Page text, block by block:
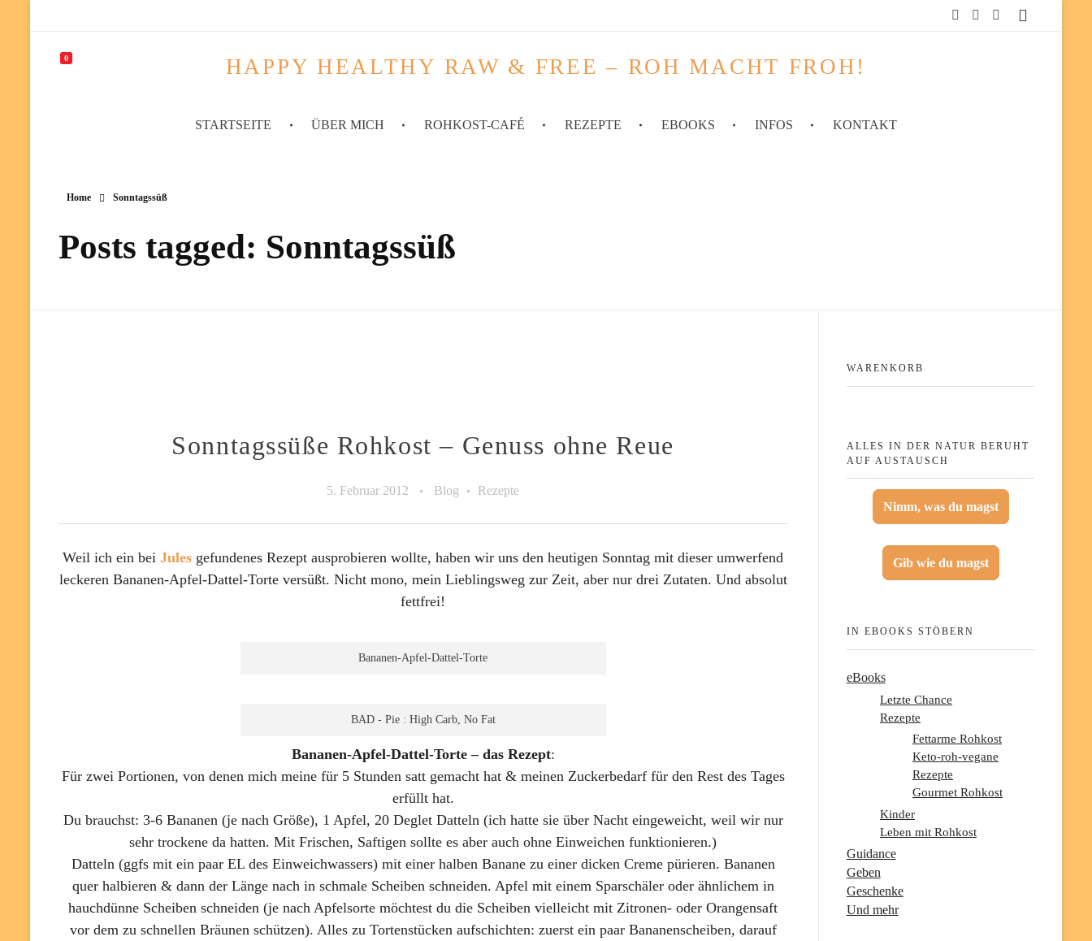
HAPPY HEALTHY RAW & FREE – ROH MACHT FROH!
0
STARTSEITE ÜBER MICH ROHKOST-CAFÉ REZEPTE EBOOKS INFOS KONTAKT
Home Sonntagssüß
Posts tagged: Sonntagssüß
Sonntagssüße Rohkost – Genuss ohne Reue
5. Februar 2012 Blog Rezepte
Weil ich ein bei Jules gefundenes Rezept ausprobieren wollte, haben wir uns den heutigen Sonntag mit dieser umwerfend
leckeren Bananen-Apfel-Dattel-Torte versüßt. Nicht mono, mein Lieblingsweg zur Zeit, aber nur drei Zutaten. Und absolut
fettfrei!
Bananen-Apfel-Dattel-Torte
BAD - Pie : High Carb, No Fat
Bananen-Apfel-Dattel-Torte – das Rezept:
Für zwei Portionen, von denen mich meine für 5 Stunden satt gemacht hat & meinen Zuckerbedarf für den Rest des Tages
erfüllt hat.
Du brauchst: 3-6 Bananen (je nach Größe), 1 Apfel, 20 Deglet Datteln (ich hatte sie über Nacht eingeweicht, weil wir nur
sehr trockene da hatten. Mit Frischen, Saftigen sollte es aber auch ohne Einweichen funktionieren.)
Datteln (ggfs mit ein paar EL des Einweichwassers) mit einer halben Banane zu einer dicken Creme pürieren. Bananen
quer halbieren & dann der Länge nach in schmale Scheiben schneiden. Apfel mit einem Sparschäler oder ähnlichem in
hauchdünne Scheiben schneiden (je nach Apfelsorte möchtest du die Scheiben vielleicht mit Zitronen- oder Orangensaft
vor dem zu schnellen Bräunen schützen). Alles zu Tortenstücken aufschichten: zuerst ein paar Bananenscheiben, darauf
WARENKORB
ALLES IN DER NATUR BERUHT
AUF AUSTAUSCH
Nimm, was du magst
Gib wie du magst
IN EBOOKS STÖBERN
eBooks
Letzte Chance
Rezepte
Fettarme Rohkost
Keto-roh-vegane
Rezepte
Gourmet Rohkost
Kinder
Leben mit Rohkost
Guidance
Geben
Geschenke
Und mehr